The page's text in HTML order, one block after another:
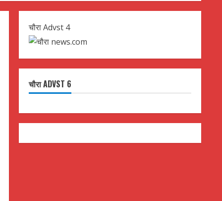
चौरा Advst 4
चौरा ADVST 6